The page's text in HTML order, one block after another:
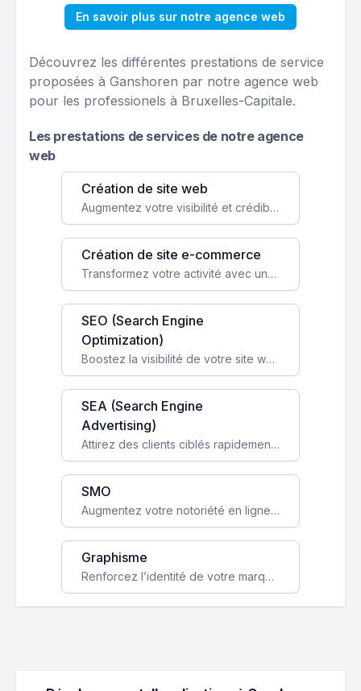
En savoir plus sur notre agence web
Découvrez les différentes prestations de service
proposées à Ganshoren par notre agence web
pour les professionels à Bruxelles-Capitale.
Les prestations de services de notre agence
web
Création de site web
Augmentez votre visibilité et crédibilité en ligne avec un site web performant, conçu pour attirer plus de clients.
Création de site e-commerce
Transformez votre activité avec une boutique en ligne, accessible à l'échelle mondiale 24/7.
SEO (Search Engine
Optimization)
Boostez la visibilité de votre site web sur Google et attirez du trafic qualifié grâce à nos stratégies SEO.
SEA (Search Engine
Advertising)
Attirez des clients ciblés rapidement avec des campagnes publicitaires payantes optimisées pour vos objectifs.
SMO
Augmentez votre notoriété en ligne et stimulez la croissance de votre entreprise grâce à une stratégie sociale sur mesure.
Graphisme
Renforcez l’identité de votre marque avec un design unique qui capte l’attention et engage vos clients.